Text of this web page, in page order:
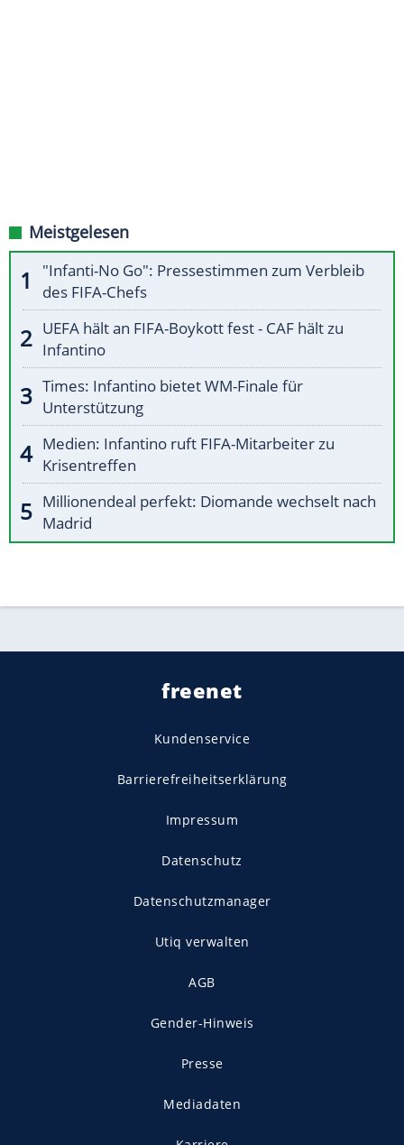
Meistgelesen
"Infanti-No Go": Pressestimmen zum Verbleib
des FIFA-Chefs
UEFA hält an FIFA-Boykott fest - CAF hält zu
Infantino
Times: Infantino bietet WM-Finale für
Unterstützung
Medien: Infantino ruft FIFA-Mitarbeiter zu
Krisentreffen
Millionendeal perfekt: Diomande wechselt nach
Madrid
freenet
Kundenservice
Barrierefreiheitserklärung
Impressum
Datenschutz
Datenschutzmanager
Utiq verwalten
AGB
Gender-Hinweis
Presse
Mediadaten